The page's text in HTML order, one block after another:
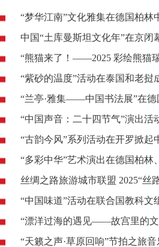
“梦华江南”文化雅集在德国柏林
中国“土库曼斯坦文化年”在京闭
“熊猫来了！——2025 彩绘熊猫
“紫砂的温度”活动在泰国和老挝
“兰亭·雅集——中国书法展”在德
“中国声音：二十四节气”演出
“古韵今风”系列活动在开罗掀起
“多彩中华”艺术演出在德国柏林
丝绸之路旅游城市联盟 2025“丝
“中国味道”活动在联合国教科文
“漂洋过海的遇见——故宫里的
“天籁之声·草原回响”节拍之旅